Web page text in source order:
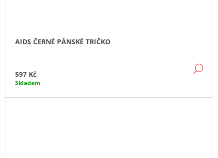
AIDS ČERNÉ PÁNSKÉ TRIČKO
597 Kč
Skladem